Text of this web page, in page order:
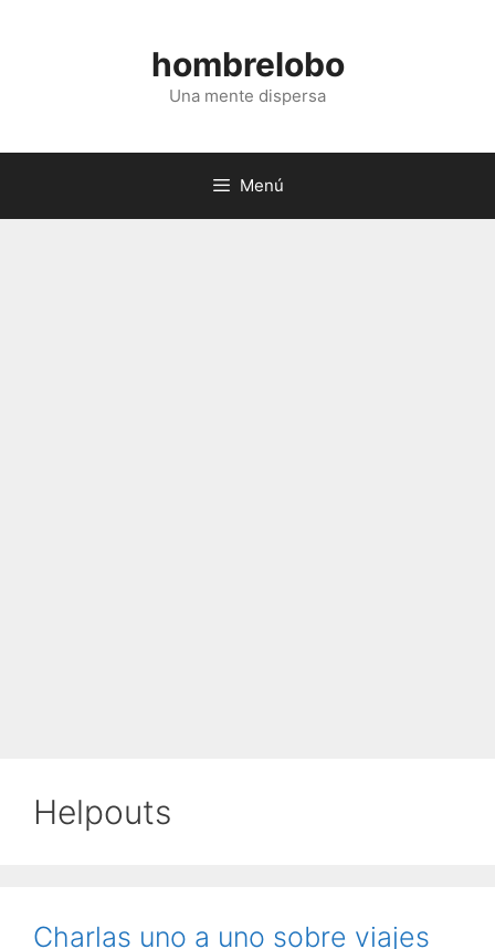
hombrelobo
Una mente dispersa
Menú
Helpouts
Charlas uno a uno sobre viajes